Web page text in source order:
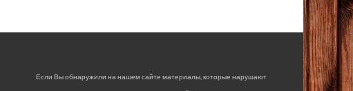
Если Вы обнаружили на нашем сайте материалы, которые нарушают